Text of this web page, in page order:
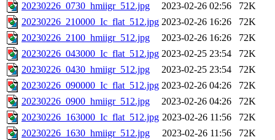
20230226_0730_hmiigr_512.jpg
2023-02-26 02:56
72K
20230226_210000_Ic_flat_512.jpg 2023-02-26 16:26
72K
20230226_2100_hmiigr_512.jpg
2023-02-26 16:26
72K
20230226_043000_Ic_flat_512.jpg 2023-02-25 23:54
72K
20230226_0430_hmiigr_512.jpg
2023-02-25 23:54
72K
20230226_090000_Ic_flat_512.jpg 2023-02-26 04:26
72K
20230226_0900_hmiigr_512.jpg
2023-02-26 04:26
72K
20230226_163000_Ic_flat_512.jpg 2023-02-26 11:56
72K
20230226_1630_hmiigr_512.jpg
2023-02-26 11:56
72K